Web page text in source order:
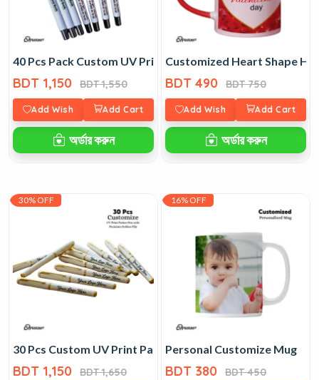
40 Pcs Pack Custom UV Print Parker Pen with Silver Clip
BDT 1,150 BDT 1,550
Add Wish Add Cart
অর্ডার করুন
Customized Heart Shape
BDT 490 BDT 750
Add Wish Add Cart
অর্ডার করুন
30% OFF
30 Pcs Custom UV Print Parker Pen with Premium Golden
BDT 1,150 BDT 1,650
16% OFF
Personal Customize Mug
BDT 380 BDT 450